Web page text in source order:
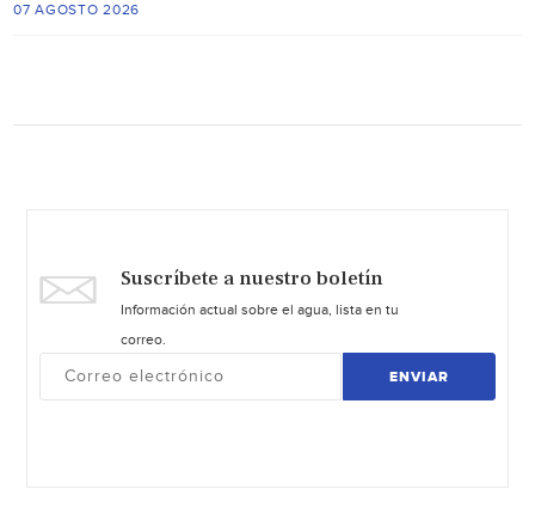
07 AGOSTO 2026
Suscríbete a nuestro boletín
Información actual sobre el agua, lista en tu
correo.
ENVIAR